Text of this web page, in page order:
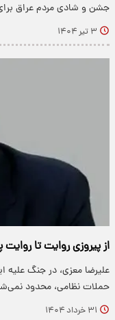
جشن و شادی مردم عراق
۳ تیر ۱۴۰۴
از پیروزی روایت تا روایت
علیرضا معزی، در جنگ علیه
حملات نظامی، محدود
۳۱ خرداد ۱۴۰۴